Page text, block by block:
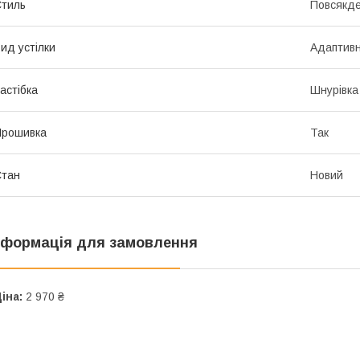
устілки
Шнурівка
Так
Новий
для замовлення
2 970 ₴